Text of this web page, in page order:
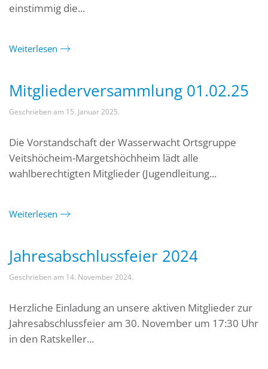
einstimmig die...
Weiterlesen
Mitgliederversammlung 01.02.25
Geschrieben am 15. Januar 2025.
Die Vorstandschaft der Wasserwacht Ortsgruppe
Veitshöcheim-Margetshöchheim lädt alle
wahlberechtigten Mitglieder (Jugendleitung...
Weiterlesen
Jahresabschlussfeier 2024
Geschrieben am 14. November 2024.
Herzliche Einladung an unsere aktiven Mitglieder zur
Jahresabschlussfeier am 30. November um 17:30 Uhr
in den Ratskeller...